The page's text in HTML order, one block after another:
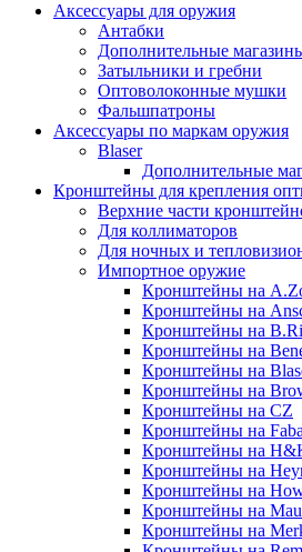
Аксессуары для оружия
Антабки
Дополнительные
Затыльники и гребни
Оптоволоконные мушки
Фальшпатроны
Аксессуары по маркам оружия
Blaser
Дополнительные
Кронштейны для крепления
Верхние части
Для коллиматоров
Для ночных и
Импортное оружие
Кронштейны на
Кронштейны на
Кронштейны на
Кронштейны на
Кронштейны на
Кронштейны на
Кронштейны на CZ
Кронштейны на
Кронштейны на
Кронштейны на
Кронштейны на
Кронштейны на
Кронштейны на